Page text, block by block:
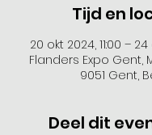
Tijd en
20 okt 2024, 11:00 –
Flanders Expo Gent,
9051 Gent,
Deel dit